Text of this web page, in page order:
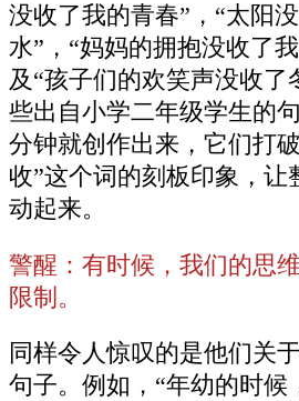
没收了我的青春”，“太阳
水”，“妈妈的拥抱没收了
及“孩子们的欢笑声没收了
些出自小学二年级学生的
分钟就创作出来，它们打
收”这个词的刻板印象，让
动起来。
警醒：有时候，我们的思
限制。
同样令人惊叹的是他们关
句子。例如，“年幼的时候